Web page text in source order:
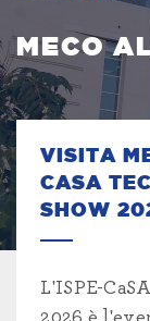
MECO
VISITA
CASA
SHOW
L'ISPE-